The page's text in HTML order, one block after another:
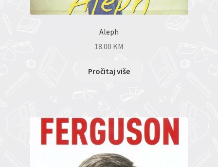
Aleph
18.00 KM
Pročitaj više